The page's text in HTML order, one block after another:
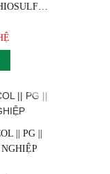
NGHIỆP
|| PG ||